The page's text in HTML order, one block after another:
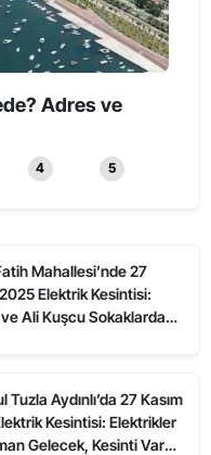
Sessiz Yürüyüş
4 5
Mahallesi’nde 27
Elektrik Kesintisi:
Ali Kuşcu Sokaklarda
Tuzla Aydınlı’da 27 Kasım
Kesintisi: Elektrikler
Gelecek, Kesinti Var